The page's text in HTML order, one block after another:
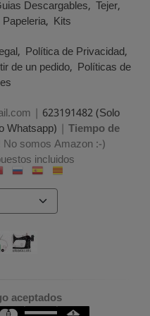
Descargables Tejer
Papeleria Kits
Política de Privacidad
de un pedido Políticas de
| 623191482 (Solo
Whatsapp) | Tiempo de
somos Amazon :-)
incluidos
aceptados